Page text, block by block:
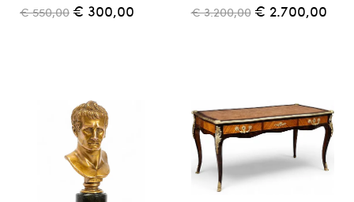
€ 550,00 € 300,00 € 3.200,00 € 2.700,00